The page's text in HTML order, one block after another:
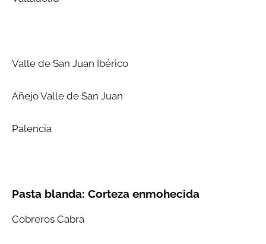
Valle de San Juan Ibérico
Añejo Valle de San Juan
Palencia
Pasta blanda: Corteza enmohecida
Cobreros Cabra